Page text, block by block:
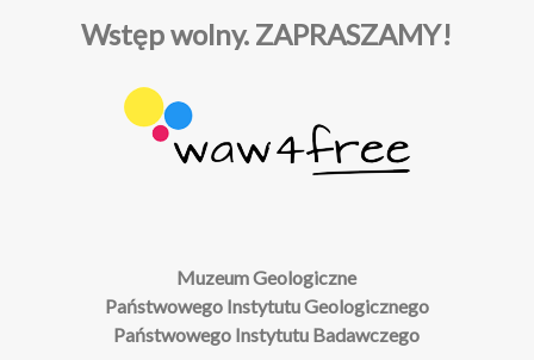
Muzeum Geologiczne
Państwowego Instytutu Geologicznego
Państwowego Instytutu Badawczego
Wstęp wolny. ZAPRASZAMY!